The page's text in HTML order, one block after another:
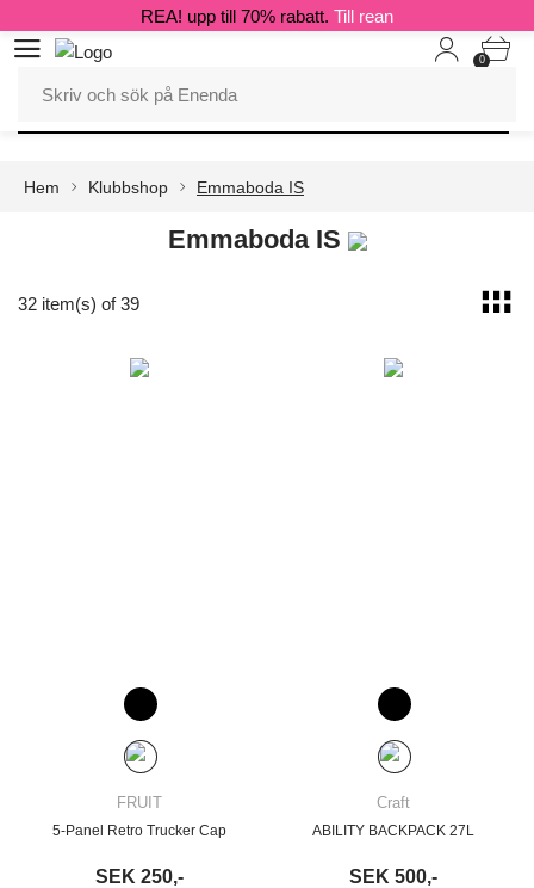
0
REA! upp till 70% rabatt. Till rean
Hem Klubbshop Emmaboda IS
Emmaboda IS
32 item(s) of 39
FRUIT
5-Panel Retro Trucker Cap
SEK 250,-
Craft
ABILITY BACKPACK 27L
SEK 500,-